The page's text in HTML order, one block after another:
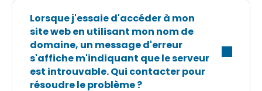
Lorsque j'essaie d'accéder à mon
site web en utilisant mon nom de
domaine, un message d'erreur
s'affiche m'indiquant que le serveur
est introuvable. Qui contacter pour
résoudre le problème ?